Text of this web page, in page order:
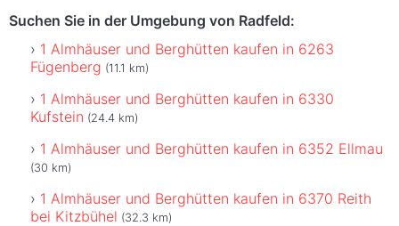
Suchen Sie in der Umgebung von Radfeld:
1 Almhäuser und Berghütten kaufen in 6263
Fügenberg (11.1 km)
1 Almhäuser und Berghütten kaufen in 6330
Kufstein (24.4 km)
1 Almhäuser und Berghütten kaufen in 6352 Ellmau
(30 km)
1 Almhäuser und Berghütten kaufen in 6370 Reith
bei Kitzbühel (32.3 km)